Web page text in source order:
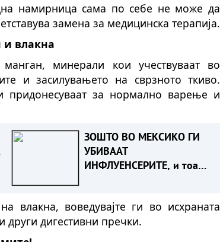
намирница сама по себе не може да
замена за медицинска терапија.
и влакна
минерали кои учествуваат во
и засилувањето на сврзното ткиво.
придонесуваат за нормално варење и
ЗОШТО ВО МЕКСИКО ГИ
УБИВААТ
ИНФЛУЕНСЕРИТЕ, и тоа
влакна, воведувајте ги во исхраната
други дигестивни пречки.